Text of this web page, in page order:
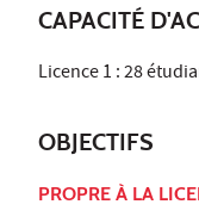
CAPACITÉ
Licence 1 : 28
OBJECTIFS
PROPRE À LA